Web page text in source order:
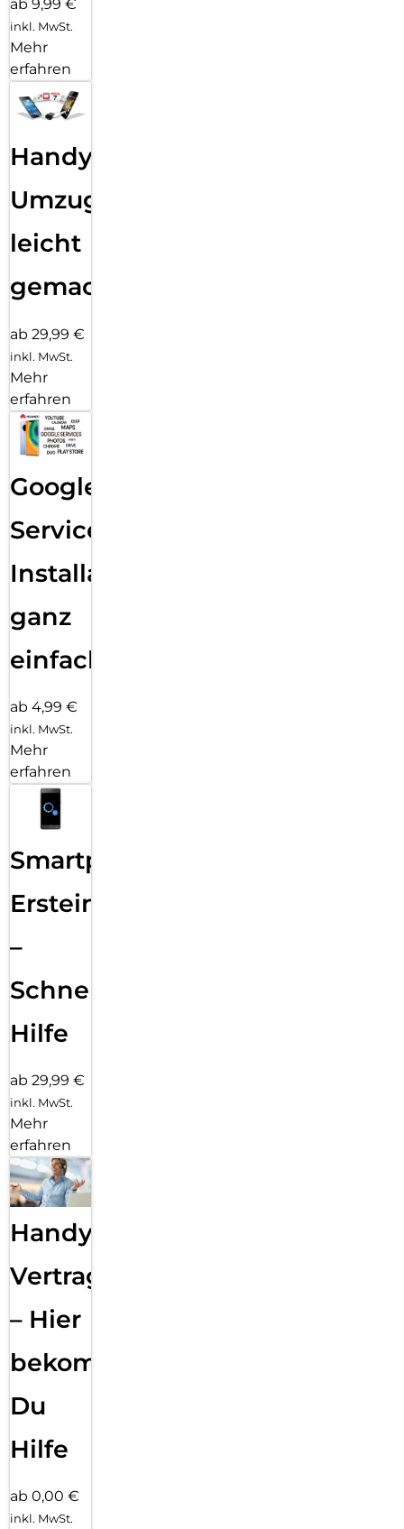
ab 9,99 €
inkl. MwSt.
Mehr
erfahren
Handy
Umzug
leicht
gemacht!
ab 29,99 €
inkl. MwSt.
Mehr
erfahren
Google
Services
Installation
ganz
einfach
ab 4,99 €
inkl. MwSt.
Mehr
erfahren
Smartphone
Ersteinrichtung
–
Schnelle
Hilfe
ab 29,99 €
inkl. MwSt.
Mehr
erfahren
Handy
Vertragsabwicklung
– Hier
bekommst
Du
Hilfe
ab 0,00 €
inkl. MwSt.